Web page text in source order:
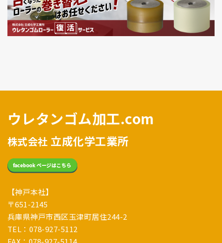
ウレタンゴム加工.com
株式会社 立成化学工業所
【神戸本社】
〒651-2145
兵庫県神戸市西区玉津町居住244-2
TEL：078-927-5112